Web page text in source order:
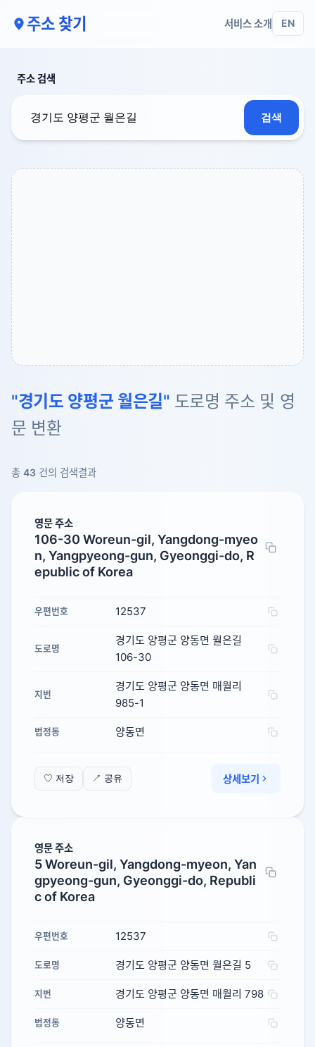
주소 찾기 서비스 소개 EN
주소 검색
검색
"경기도 양평군 월은길" 도로명 주소 및 영
문 변환
총 43 건의 검색결과
영문 주소
106-30 Woreun-gil, Yangdong-myeo
n, Yangpyeong-gun, Gyeonggi-do, R
epublic of Korea
우편번호 12537
도로명
경기도 양평군 양동면 월은길
106-30
지번
경기도 양평군 양동면 매월리
985-1
법정동 양동면
♡ 저장 ↗ 공유 상세보기
영문 주소
5 Woreun-gil, Yangdong-myeon, Yan
gpyeong-gun, Gyeonggi-do, Republi
c of Korea
우편번호 12537
도로명 경기도 양평군 양동면 월은길 5
지번 경기도 양평군 양동면 매월리 798
법정동 양동면